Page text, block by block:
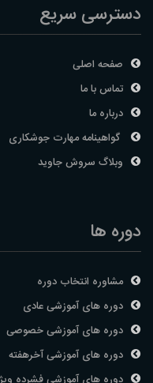
دسترسی سریع
صفحه اصلی
تماس با ما
درباره ما
گواهینامه مهارت جوشکاری
وبلاگ سروش جاوید
دوره ها
مشاوره انتخاب دوره
دوره های آموزشی عادی
دوره های آموزشی خصوصی
دوره های آموزشی آخرهفته